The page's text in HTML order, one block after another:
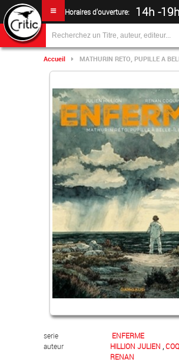
Horaires d'ouverture: 14h -19h
Accueil MATHURIN RETO, PUPILLE A
serie
ENFERME
auteur
HILLION JULIEN ,
RENAN